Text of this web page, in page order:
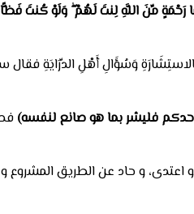
رَحْمَةٍ مِّنَ اللَّهِ لِنتَ لَهُمْ ۖ وَلَوْ كُنتَ
وَسُؤَالِ أَهْلِ الدِّرَايَةِ فقال
فليشر بما هو صانع لنفسه)
و حاد عن الطريق المشروع و